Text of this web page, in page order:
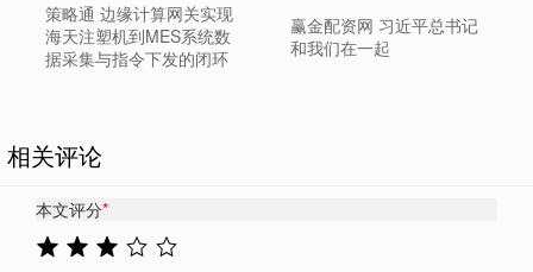
策略通 边缘计算网关实现
海天注塑机到MES系统数
据采集与指令下发的闭环
赢金配资网 习近平总书记
和我们在一起
相关评论
本文评分*